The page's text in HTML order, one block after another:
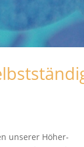
unserer Höher-